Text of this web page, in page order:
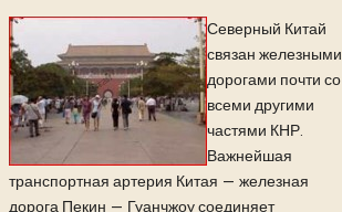
Северный Китай
связан железными
дорогами почти со
всеми другими
частями КНР.
Важнейшая
транспортная артерия Китая — железная
дорога Пекин — Гуанчжоу соединяет